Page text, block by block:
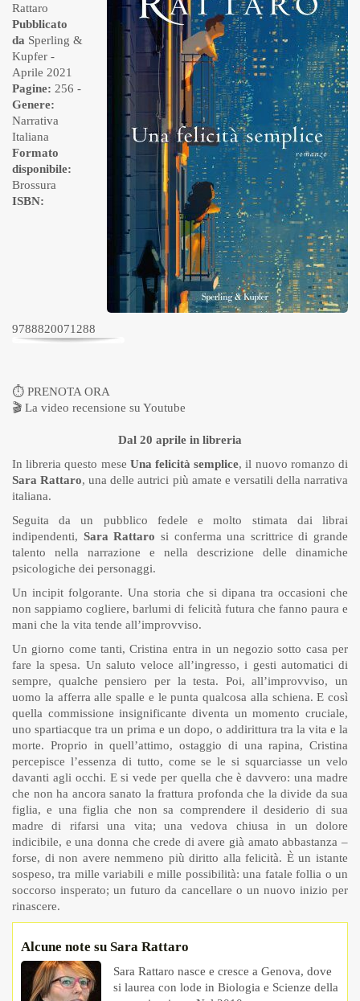
Rattaro
Pubblicato
da Sperling &
Kupfer -
Aprile 2021
Pagine: 256 -
Genere:
Narrativa
Italiana
Formato
disponibile:
Brossura
ISBN:
9788820071288
⏱ PRENOTA ORA
🎬 La video recensione su Youtube
Dal 20 aprile in libreria
In libreria questo mese Una felicità semplice, il nuovo romanzo di
Sara Rattaro, una delle autrici più amate e versatili della narrativa
italiana.
Seguita da un pubblico fedele e molto stimata dai librai
indipendenti, Sara Rattaro si conferma una scrittrice di grande
talento nella narrazione e nella descrizione delle dinamiche
psicologiche dei personaggi.
Un incipit folgorante. Una storia che si dipana tra occasioni che
non sappiamo cogliere, barlumi di felicità futura che fanno paura e
mani che la vita tende all’improvviso.
Un giorno come tanti, Cristina entra in un negozio sotto casa per
fare la spesa. Un saluto veloce all’ingresso, i gesti automatici di
sempre, qualche pensiero per la testa. Poi, all’improvviso, un
uomo la afferra alle spalle e le punta qualcosa alla schiena. E così
quella commissione insignificante diventa un momento cruciale,
uno spartiacque tra un prima e un dopo, o addirittura tra la vita e la
morte. Proprio in quell’attimo, ostaggio di una rapina, Cristina
percepisce l’essenza di tutto, come se le si squarciasse un velo
davanti agli occhi. E si vede per quella che è davvero: una madre
che non ha ancora sanato la frattura profonda che la divide da sua
figlia, e una figlia che non sa comprendere il desiderio di sua
madre di rifarsi una vita; una vedova chiusa in un dolore
indicibile, e una donna che crede di avere già amato abbastanza –
forse, di non avere nemmeno più diritto alla felicità. È un istante
sospeso, tra mille variabili e mille possibilità: una fatale follia o un
soccorso insperato; un futuro da cancellare o un nuovo inizio per
rinascere.
Alcune note su Sara Rattaro
Sara Rattaro nasce e cresce a Genova, dove
si laurea con lode in Biologia e Scienze della